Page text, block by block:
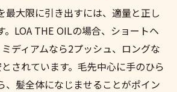
最大限に引き出すには、適量と正し
。LOA THE OILの場合、ショートヘ
ディアムなら2プッシュ、ロングな
されています。毛先中心に手のひら
、髪全体になじませることがポイン